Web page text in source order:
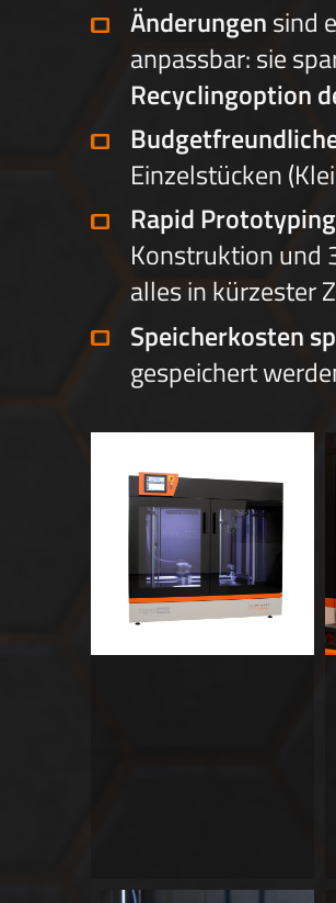
Änderungensind
anpassbar: sie
Recyclingoption
Einzelstücken
Rapid
Konstruktion und
alles in kürzester
Speicherkosten
gespeichert